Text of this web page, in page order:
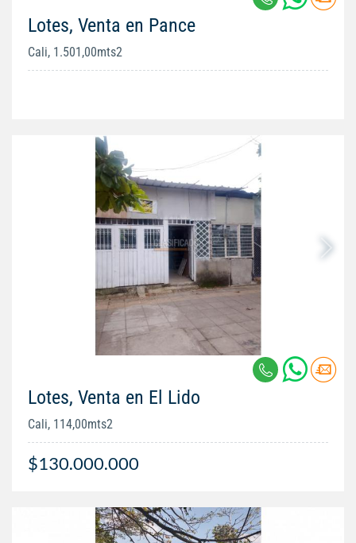
Lotes, Venta en Pance
Cali, 1.501,00mts2
Lotes, Venta en El Lido
Cali, 114,00mts2
$130.000.000